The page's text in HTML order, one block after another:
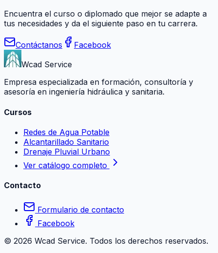
Encuentra el curso o diplomado que mejor se adapte a
tus necesidades y da el siguiente paso en tu carrera.
Contáctanos
Facebook
Wcad Service
Empresa especializada en formación, consultoría y
asesoría en ingeniería hidráulica y sanitaria.
Cursos
Redes de Agua Potable
Alcantarillado Sanitario
Drenaje Pluvial Urbano
Ver catálogo completo
Contacto
Formulario de contacto
Facebook
© 2026 Wcad Service. Todos los derechos reservados.